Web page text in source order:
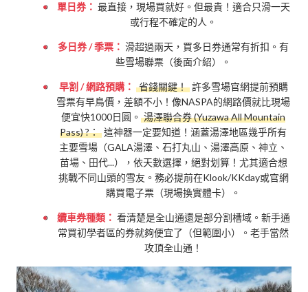
單日券： 最直接，現場買就好。但最貴！適合只滑一天
或行程不確定的人。
多日券 / 季票： 滑超過兩天，買多日券通常有折扣。有
些雪場聯票（後面介紹）。
早割 / 網路預購： 省錢關鍵！ 許多雪場官網提前預購
雪票有早鳥價，差額不小！像NASPA的網路價就比現場
便宜快1000日圓。 湯澤聯合券 (Yuzawa All Mountain
Pass) ?： 這神器一定要知道！涵蓋湯澤地區幾乎所有
主要雪場（GALA湯澤、石打丸山、湯澤高原、神立、
苗場、田代...），依天數選擇，絕對划算！尤其適合想
挑戰不同山頭的雪友。務必提前在Klook/KKday或官網
購買電子票（現場換實體卡）。
纜車券種類： 看清楚是全山通還是部分割槽域。新手通
常買初學者區的券就夠便宜了（但範圍小）。老手當然
攻頂全山通！